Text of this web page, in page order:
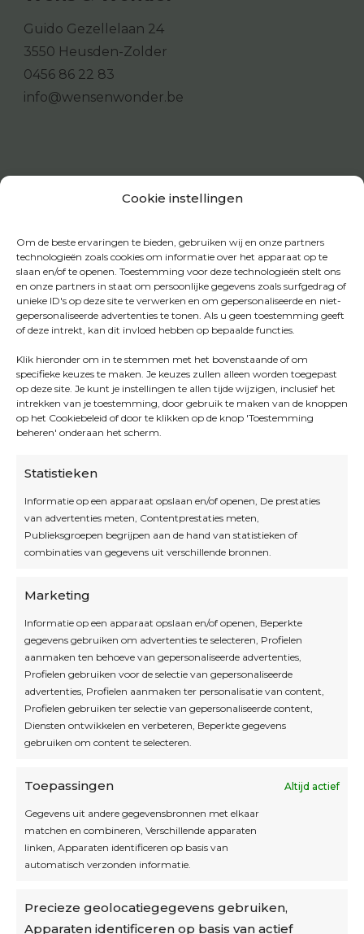
Cookie instellingen
Om de beste ervaringen te bieden, gebruiken wij en onze partners
technologieën zoals cookies om informatie over het apparaat op te
slaan en/of te openen. Toestemming voor deze technologieën stelt ons
en onze partners in staat om persoonlijke gegevens zoals surfgedrag of
unieke ID's op deze site te verwerken en om gepersonaliseerde en niet-
gepersonaliseerde advertenties te tonen. Als u geen toestemming geeft
of deze intrekt, kan dit invloed hebben op bepaalde functies.
Klik hieronder om in te stemmen met het bovenstaande of om
specifieke keuzes te maken. Je keuzes zullen alleen worden toegepast
op deze site. Je kunt je instellingen te allen tijde wijzigen, inclusief het
intrekken van je toestemming, door gebruik te maken van de knoppen
op het Cookiebeleid of door te klikken op de knop 'Toestemming
beheren' onderaan het scherm.
Statistieken
Informatie op een apparaat opslaan en/of openen, De prestaties
van advertenties meten, Contentprestaties meten,
Publieksgroepen begrijpen aan de hand van statistieken of
combinaties van gegevens uit verschillende bronnen.
Marketing
Informatie op een apparaat opslaan en/of openen, Beperkte
gegevens gebruiken om advertenties te selecteren, Profielen
aanmaken ten behoeve van gepersonaliseerde advertenties,
Profielen gebruiken voor de selectie van gepersonaliseerde
advertenties, Profielen aanmaken ter personalisatie van content,
Profielen gebruiken ter selectie van gepersonaliseerde content,
Diensten ontwikkelen en verbeteren, Beperkte gegevens
gebruiken om content te selecteren.
Toepassingen Altijd actief
Gegevens uit andere gegevensbronnen met elkaar
matchen en combineren, Verschillende apparaten
linken, Apparaten identificeren op basis van
automatisch verzonden informatie.
Precieze geolocatiegegevens gebruiken,
Apparaten identificeren op basis van actief
Guido Gezellelaan 24
3550 Heusden-Zolder
0456 86 22 83
info@wensenwonder.be
Openingsuren
Blijf op de hoogte
Interesse in leuke kadotips of toffe acties?
Laat dan hier je mailadres achter.
Algemene voorwaarden